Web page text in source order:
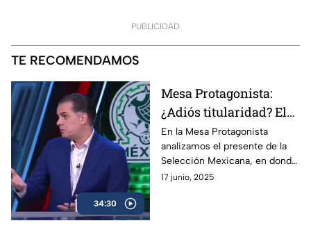
PUBLICIDAD
TE RECOMENDAMOS
34:30
Mesa Protagonista:
¿Adiós titularidad? El
jugador que está
decepcionando en la
Selección Mexicana
En la Mesa Protagonista
analizamos el presente de la
Selección Mexicana, en donde
el portero Luis Ángel Malagón
17 junio, 2025